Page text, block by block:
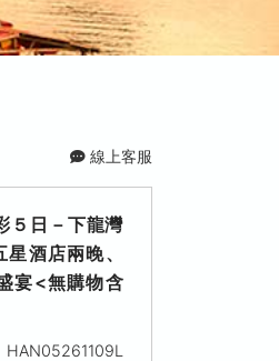
線上客服
５日－下龍灣
酒店兩晚、
宴<無購物含
HAN05261109L